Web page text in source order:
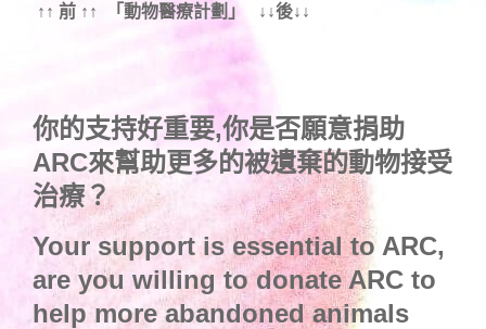
↑↑ 前 ↑↑ 「動物醫療計劃」 ↓↓後↓↓
你的支持好重要,你是否願意捐助
ARC來幫助更多的被遺棄的動物接受
治療？
Your support is essential to ARC,
are you willing to donate ARC to
help more abandoned animals